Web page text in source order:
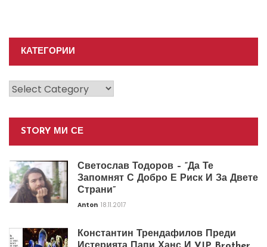
КАТЕГОРИИ
Категории
STORY МИ СЕ
Светослав Тодоров – “Да Те
Запомнят С Добро Е Риск И За Двете
Страни”
Anton 18.11.2017
Константин Трендафилов Преди